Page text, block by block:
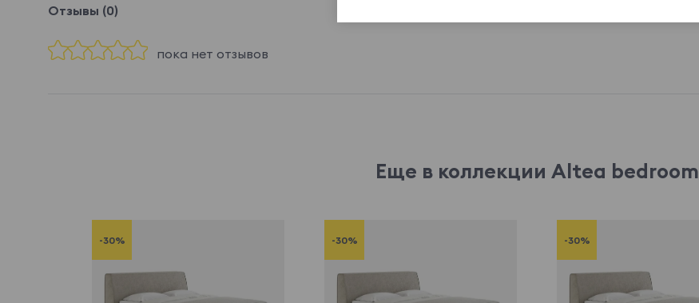
Отзывы (0)
пока нет отзывов
Еще в коллекции Altea bedroom
-30% -30% -30%